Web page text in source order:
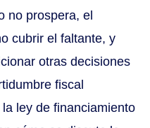
no prospera, el
cubrir el faltante, y
otras decisiones
fiscal
ley de financiamiento